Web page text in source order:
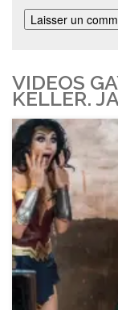
VIDEOS
KELLER.